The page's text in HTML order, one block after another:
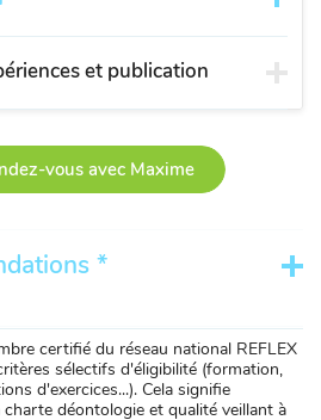
et publication
vous avec Maxime
*
certifié du réseau national REFLEX
sélectifs d'éligibilité (formation,
d'exercices...). Cela signifie
déontologie et qualité veillant à